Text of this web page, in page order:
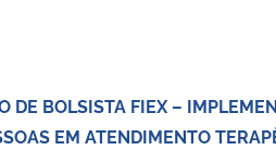
BOLSISTA FIEX –
EM ATENDIMENTO